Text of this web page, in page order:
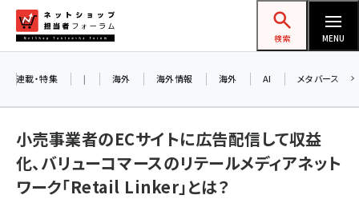
ン
ネットショップ担当者フォーラム
検索 MENU
amazon (2247)
連載・特集 | 海外 海外情報 海外 AI メタバース
小売事業者のECサイトに広告配信して収益
化、バリューコマースのリテールメディアネット
ワーク「Retail Linker」とは？
お